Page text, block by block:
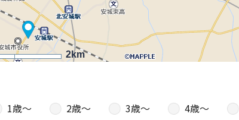
2km
1歳〜 2歳〜 3歳〜 4歳〜